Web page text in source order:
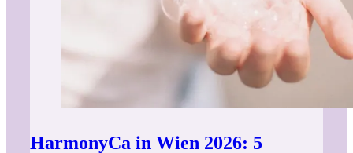
HarmonyCa in Wien 2026: 5